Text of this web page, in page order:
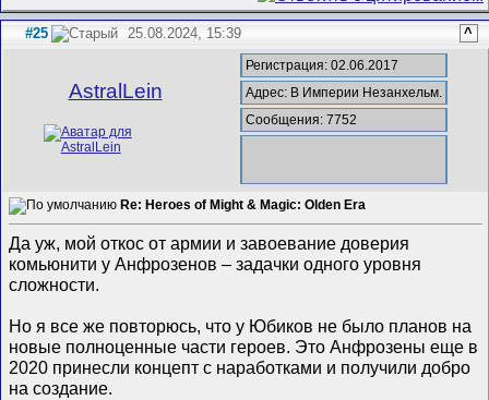
#25 25.08.2024, 15:39 ^
AstralLein
Регистрация: 02.06.2017
Адрес: В Империи Незанхельм.
Сообщения: 7752
Re: Heroes of Might & Magic: Olden Era
Да уж, мой откос от армии и завоевание доверия
комьюнити у Анфрозенов – задачки одного уровня
сложности.
Но я все же повторюсь, что у Юбиков не было планов на
новые полноценные части героев. Это Анфрозены еще в
2020 принесли концепт с наработками и получили добро
на создание.